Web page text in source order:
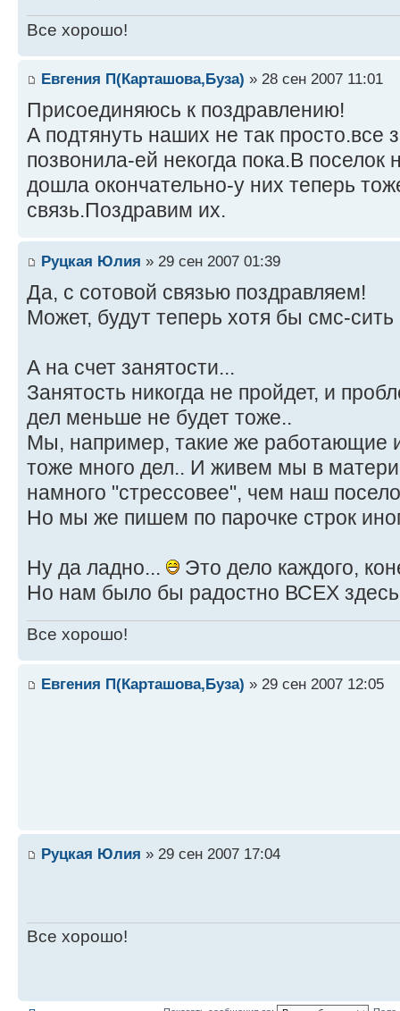
Все хорошо!
Евгения П(Карташова,Буза) » 28 сен 2007 11:01
Присоединяюсь к поздравлению!
А подтянуть наших не так
позвонила-ей некогда пока.В поселок
дошла окончательно-у них теперь
связь.Поздравим их.
Руцкая Юлия » 29 сен 2007 01:39
Да, с сотовой связью поздравляем!
Может, будут теперь хотя бы смс-
А на счет занятости...
Занятость никогда не пройдет, и
дел меньше не будет тоже..
Мы, например, такие же работающие
тоже много дел.. И живем мы в
намного "стрессовее", чем наш
Но мы же пишем по парочке строк
Ну да ладно...
Это дело каждого,
Но нам было бы радостно ВСЕХ здесь
Все хорошо!
Евгения П(Карташова,Буза) » 29 сен 2007 12:05
Руцкая Юлия » 29 сен 2007 17:04
Все хорошо!